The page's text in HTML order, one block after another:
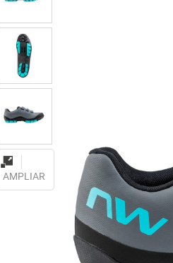
AMPLIAR